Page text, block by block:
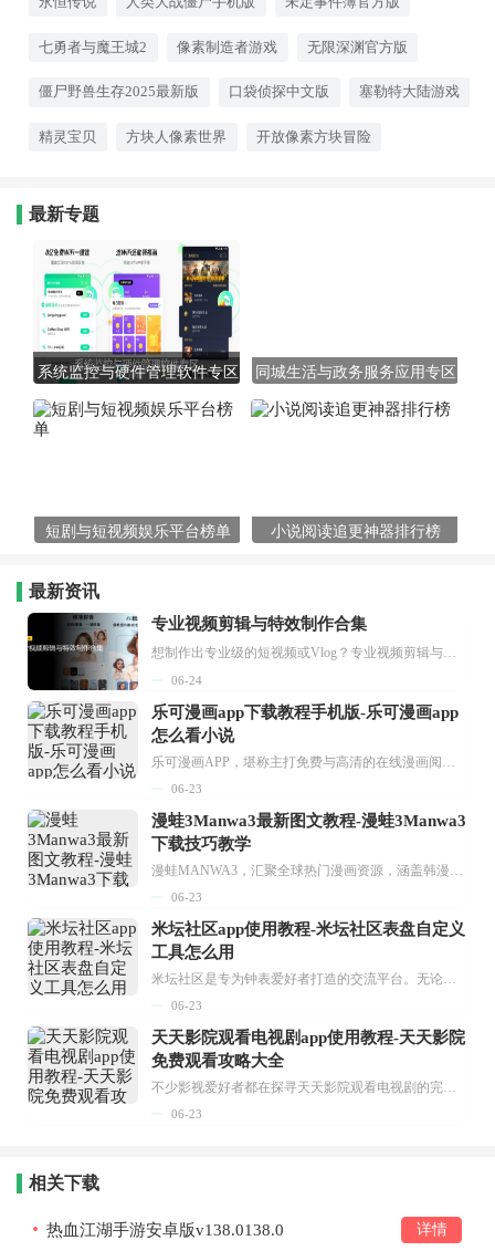
是这种挑战让人欲罢不能。准备
看你能活多久！
七勇者与魔王城2 像素制造者游戏 无限深渊官方版
僵尸野兽生存2025最新版 口袋侦探中文版 塞勒特大陆游戏
精灵宝贝 方块人像素世界 开放像素方块冒险
最新专题
系统监控与硬件管理软件专区 同城生活与政务服务应用专区
短剧与短视频娱乐平台榜单 小说阅读追更神器排行榜
最新资讯
专业视频剪辑与特效制作合集
06-24
乐可漫画app下载教程手机版-乐可漫画app
怎么看小说
乐可漫画APP，堪称主打免费与高清的在线漫画阅读神器。其官方版提供海量完整版漫画资源，无论是国内漫画，还是日漫、韩漫、台漫、美漫等国外漫画，应有尽有，随时供你阅读。只需轻点一下，便能直接进入阅读界面。不仅如此，乐可漫画最新版本更新速度极快，在这里，你总能抢先看到全网一手漫画章节内容！...
06-23
漫蛙3Manwa3最新图文教程-漫蛙3Manwa3
下载技巧教学
漫蛙MANWA3，汇聚全球热门漫画资源，涵盖韩漫、欧美漫画、国漫等多种类型，题材丰富多样，全方位满足用户阅读喜好。它不仅是阅读平台，更是创作平台，为广大用户打造零门槛创作环境。...
06-23
米坛社区app使用教程-米坛社区表盘自定义
工具怎么用
米坛社区是专为钟表爱好者打造的交流平台。无论你是初涉钟表领域的普通爱好者，还是拥有多年收藏经验的资深玩家，都能在此找到属于自己的天地。 无需注册，就能轻松参与其中。通过专业的讨论论坛与丰富的交互功能，你可与世界各地的钟表爱好者畅快交流。若你钟情于钟表，米坛社区无疑是值得一试的理想之选。在这里，你能获取最新的手表资讯，交流见解，提升鉴赏品味，让每一块手表都成为收藏故事中重要的一部分。感兴趣的朋友，不要错过下载机会。...
06-23
天天影院观看电视剧app使用教程-天天影院
免费观看攻略大全
不少影视爱好者都在探寻天天影院观看电视剧的完整方法，结合最新平台使用规则，本篇新手入门攻略全面讲解观看渠道、检索流程、播放设置以及画面模式调整等实用内容。全文适配手机、电脑等主流设备，步骤简洁易懂，无论是初次使用的新手，还是想要优化观影体验的用户，都能参照内容快速上手，熟练掌握平台各项操作技巧，轻松畅享影视内容。...
06-23
相关下载
热血江湖手游安卓版v138.0138.0 详情